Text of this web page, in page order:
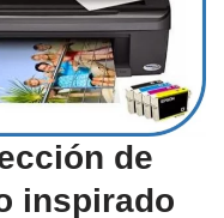
de
inspirado